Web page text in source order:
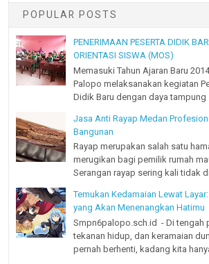
POPULAR POSTS
PENERIMAAN PESERTA DIDIK
ORIENTASI SISWA (MOS)
Memasuki Tahun Ajaran Baru
Palopo melaksanakan kegiatan
Didik Baru dengan daya tampung
Jasa Anti Rayap Medan
Bangunan
Rayap merupakan salah satu
merugikan bagi pemilik rumah
Serangan rayap sering kali tidak
Temukan Kedamaian Lewat
yang Akan Menenangkan Hatimu
Smpn6palopo.sch.id - Di tengah
tekanan hidup, dan keramaian
pernah berhenti, kadang kita